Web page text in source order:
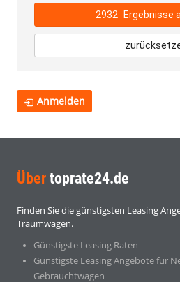
2932 Ergebnisse
Anmelden
Über toprate24.de
Finden Sie die günstigsten Leasing
Traumwagen.
Günstigste Leasing Raten
Günstigste Leasing Angebote für
Gebrauchtwagen